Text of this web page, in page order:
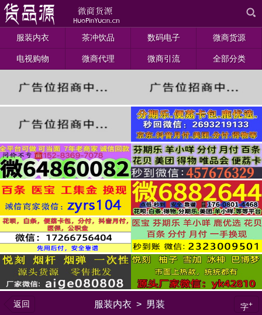
服装内衣 茶冲饮品 数码电子 微商货源
电视购物 微商代理 微商引流 全部分类
返回 服装内衣 > 男装 字+